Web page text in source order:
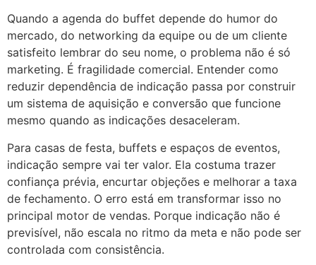
Quando a agenda do buffet depende do humor do
mercado, do networking da equipe ou de um cliente
satisfeito lembrar do seu nome, o problema não é só
marketing. É fragilidade comercial. Entender como
reduzir dependência de indicação passa por construir
um sistema de aquisição e conversão que funcione
mesmo quando as indicações desaceleram.
Para casas de festa, buffets e espaços de eventos,
indicação sempre vai ter valor. Ela costuma trazer
confiança prévia, encurtar objeções e melhorar a taxa
de fechamento. O erro está em transformar isso no
principal motor de vendas. Porque indicação não é
previsível, não escala no ritmo da meta e não pode ser
controlada com consistência.